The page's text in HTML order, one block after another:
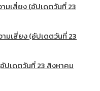
มเสี่ยง (อัปเดตวันที่ 23
มเสี่ยง (อัปเดตวันที่ 23
ปเดตวันที่ 23 สิงหาคม